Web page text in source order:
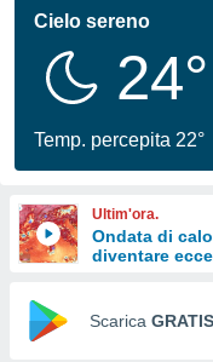
per
le
di
Web
Cielo sereno
24°
Temp. percepita 22°
Ultim'ora.
Ondata di
diventare
Scarica GRATIS